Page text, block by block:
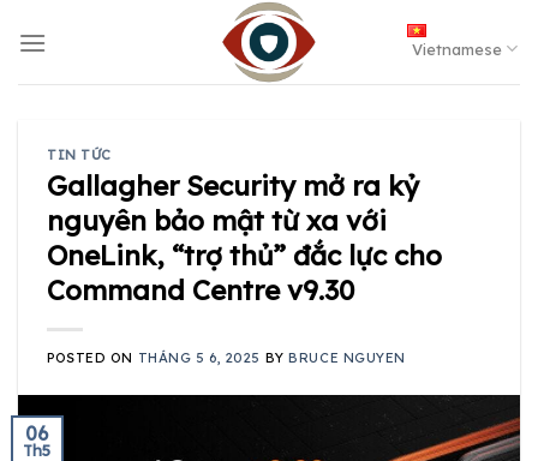
Vietnamese
TIN TỨC
Gallagher Security mở ra kỷ
nguyên bảo mật từ xa với
OneLink, “trợ thủ” đắc lực cho
Command Centre v9.30
POSTED ON THÁNG 5 6, 2025 BYBRUCE NGUYEN
06
Th5